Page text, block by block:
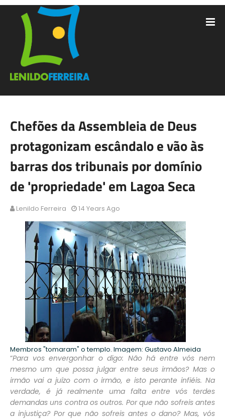
Chefões da Assembleia de Deus
protagonizam escândalo e vão às
barras dos tribunais por domínio
de 'propriedade' em Lagoa Seca
Lenildo Ferreira 14 Years Ago
Membros "tomaram" o templo. Imagem: Gustavo Almeida
“Para vos envergonhar o digo: Não há entre vós nem
mesmo um que possa julgar entre seus irmãos? Mas o
irmão vai a juízo com o irmão, e isto perante infiéis. Na
verdade, é já realmente uma falta entre vós terdes
demandas uns contra os outros. Por que não sofreis antes
a injustiça? Por que não sofreis antes o dano? Mas, vós